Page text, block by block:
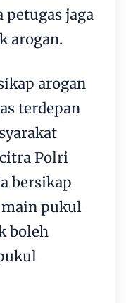
petugas jaga
arogan.
arogan
terdepan
citra Polri
bersikap
main pukul
boleh